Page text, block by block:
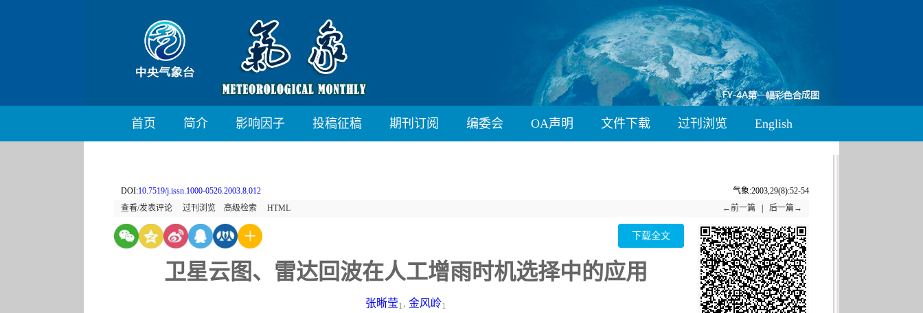
首页 简介 影响因子 投稿征稿 期刊订阅 编委会 OA声明 文件下载 过刊浏览 English
DOI:10.7519/j.issn.1000-0526.2003.8.012
气象:2003,29(8):52-54
查看/发表评论
过刊浏览 高级检索 HTML ←前一篇 后一篇→
下载全文
卫星云图、雷达回波在人工增雨时机选择中的应用
张晰莹1,金风岭1